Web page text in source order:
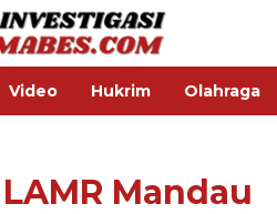
Video Hukrim Olahraga
Mandau